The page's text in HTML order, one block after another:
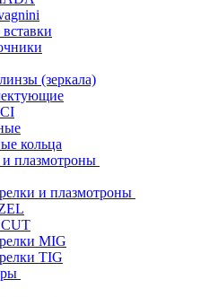
(зеркала)
кольца
плазмотроны
и плазмотроны
MIG
TIG